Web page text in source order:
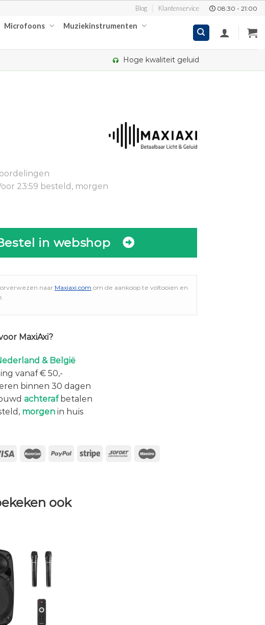
Blog Klantenservice 08:30 - 21:00
Microfoons Muziekinstrumenten
Hoge kwaliteit geluid
23:59 besteld, morgen
in webshop
naar Maxiaxi.com om de aankoop te voltooien en
MaxiAxi?
& België
vanaf € 50,-
binnen 30 dagen
achterafbetalen
morgenin huis
ook